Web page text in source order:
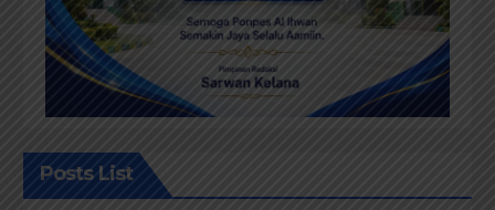
Posts List